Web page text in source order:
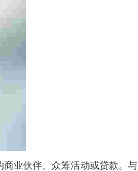
业伙伴、众筹活动或贷款。与